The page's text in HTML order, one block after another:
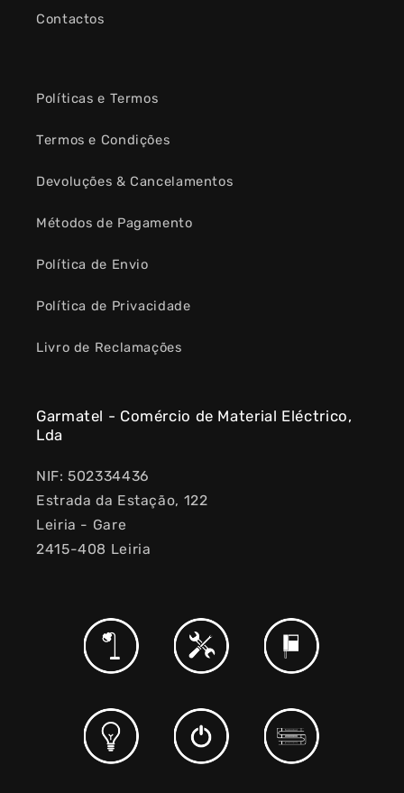
Contactos
Políticas e Termos
Termos e Condições
Devoluções & Cancelamentos
Métodos de Pagamento
Política de Envio
Política de Privacidade
Livro de Reclamações
Garmatel - Comércio de Material Eléctrico,
Lda
NIF: 502334436
Estrada da Estação, 122
Leiria - Gare
2415-408 Leiria